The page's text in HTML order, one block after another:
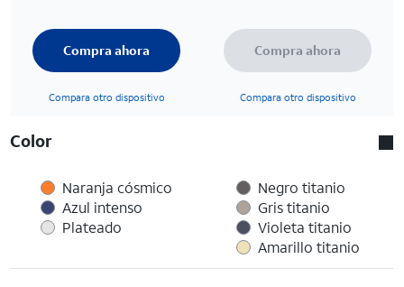
Compra ahora
Compara otro dispositivo
Compra ahora
Compara otro dispositivo
Color
Naranja cósmico
Azul intenso
Plateado
Negro titanio
Gris titanio
Violeta titanio
Amarillo titanio